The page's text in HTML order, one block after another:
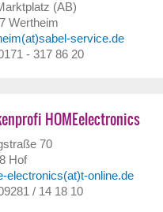
(AB)
Wertheim
service.de
- 317 86 20
HOMEelectronics
70
Hof
electronics(at)t-online.de
/ 14 18 10